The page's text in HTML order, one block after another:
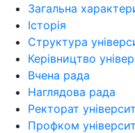
Загальна
Історія
Структура
Керівництво
Вчена рада
Наглядова рада
Ректорат
Профком